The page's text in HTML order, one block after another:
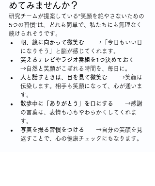
めてみませんか？
研究チームが提案している“笑顔を絶やさないための
5つの習慣”は、どれも簡単で、私たちにも無理なく
続けられそうです。
朝、鏡に向かって微笑む →「今日もいい日
になりそう」と脳が感じてくれます。
笑えるテレビやラジオ番組を1つ決めておく
→自然と笑顔がこぼれる時間を、毎日に。
人と話すときは、目を見て微笑む →笑顔は
伝染します。相手も笑顔になって、心が通いま
す。
散歩中に「ありがとう」を口にする
→感謝
の言葉は、表情も心もやわらかくしてくれま
す。
写真を撮る習慣をつける
→自分の笑顔を見
返すことで、心の健康チェックにもなります。